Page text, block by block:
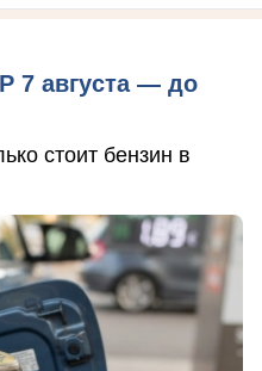
7 августа — до
стоит бензин в